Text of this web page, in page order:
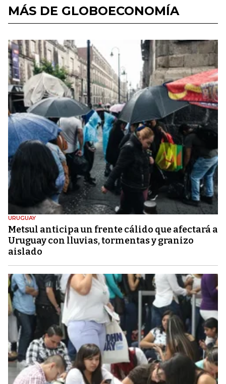
MÁS DE GLOBOECONOMÍA
URUGUAY
Metsul anticipa un frente cálido que afectará a
Uruguay con lluvias, tormentas y granizo
aislado